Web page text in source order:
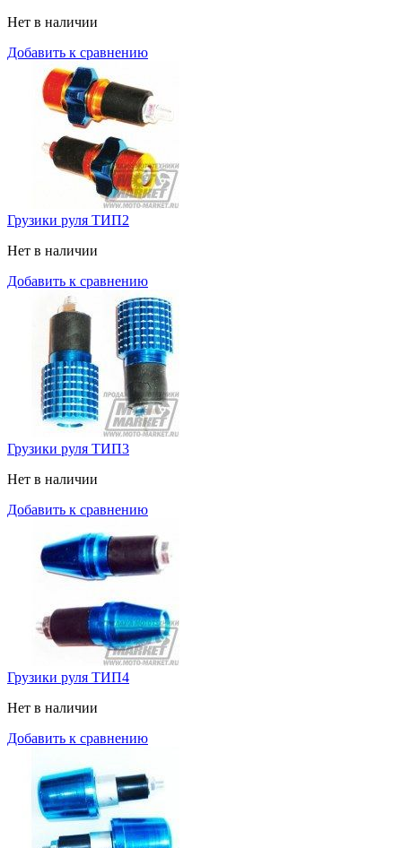
Нет в наличии
Добавить к сравнению
Грузики руля ТИП2
Нет в наличии
Добавить к сравнению
Грузики руля ТИП3
Нет в наличии
Добавить к сравнению
Грузики руля ТИП4
Нет в наличии
Добавить к сравнению